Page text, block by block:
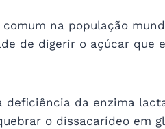
na população
de digerir o açúcar que
deficiência da enzima
o dissacarídeo em